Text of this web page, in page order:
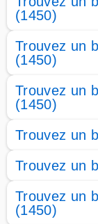
(1450)
Trouvez un
(1450)
Trouvez un
(1450)
Trouvez un
Trouvez un
Trouvez un
(1450)